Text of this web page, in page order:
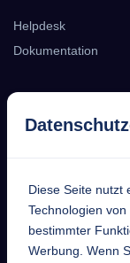
Diese Seite nutzt
Technologien
bestimmter
Werbung. Wenn
Helpdesk
Dokumentation
GmbH